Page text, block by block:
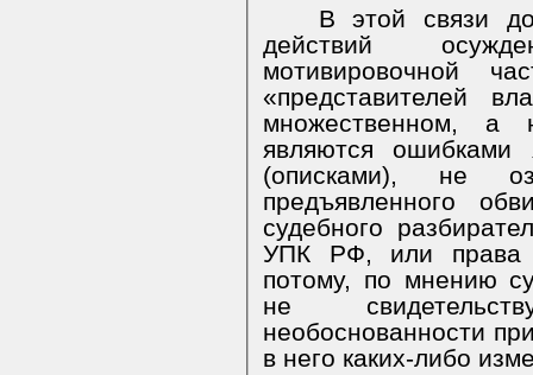
В этой связи
действий
мотивировочной
«представителей
множественном, а
являются ошибками
(описками), не
предъявленного
судебного
УПК РФ, или права
потому, по мнению
не
необоснованности
в него каких-либо